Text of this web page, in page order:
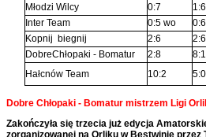
Młodzi Wilcy
0:7 1:6
Inter Team
0:5 wo 0:6
Kopnij biegnij
2:6 2:6
DobreChłopaki - Bomatur
2:8 8:1
Hałcnów Team
10:2
Dobre Chłopaki - Bomatur mistrzem Ligi
Zakończyła się trzecia już edycja
zorganizowanej na Orliku w Bestwinie przez